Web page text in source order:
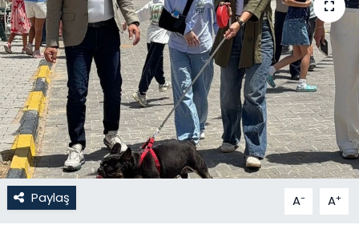
Paylaş A- A+
Gündem
KKTC
KKTC YEREL SEÇİM 2018
Kültür Sanat
Magazin
Moda